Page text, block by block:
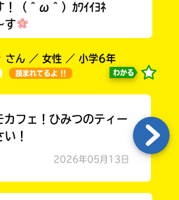
！（＾ω＾）ｶﾜｲｲﾖﾈ
す
さん ／ 女性 ／ 小学6年
読まれてるよ !! わかる
フェ！ひみつのティー
！
2026年05月13日